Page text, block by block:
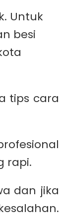
Untuk
besi
tips cara
rapi.
dan jika